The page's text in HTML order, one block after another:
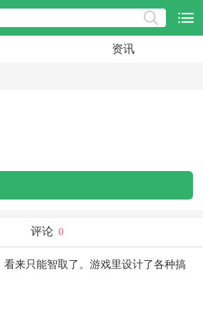
资讯
评论 0
来只能智取了。游戏里设计了各种搞